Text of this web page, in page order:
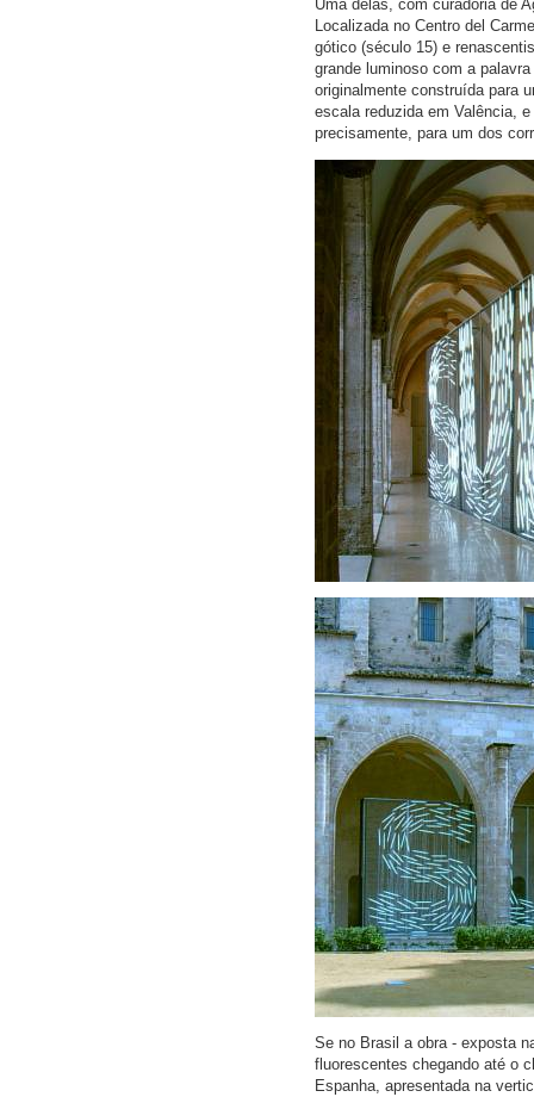
Uma delas, com curadoria de
Localizada no Centro del
gótico (século 15) e
grande luminoso com a
originalmente construída para
escala reduzida em Valência,
precisamente, para um dos
Se no Brasil a obra - exposta
fluorescentes chegando até o
Espanha, apresentada na